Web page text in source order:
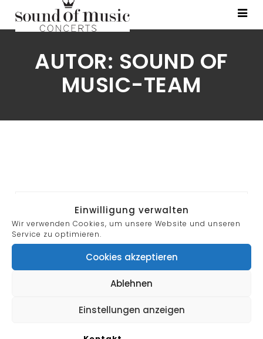
Einwilligung verwalten
Wir verwenden Cookies, um unsere Website und unseren
Service zu optimieren.
Cookies akzeptieren
Ablehnen
Einstellungen anzeigen
AUTOR: SOUND OF
MUSIC-TEAM
Impressum
Datenschutzerklärung Cookie Richtlinie